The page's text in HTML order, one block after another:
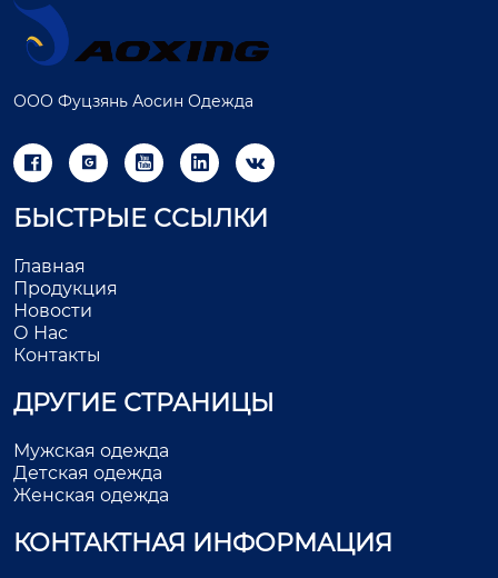
ООО Фуцзянь Аосин Одежда
    
БЫСТРЫЕ ССЫЛКИ
Главная
Продукция
Новости
О Нас
Контакты
ДРУГИЕ СТРАНИЦЫ
Мужская одежда
Детская одежда
Женская одежда
КОНТАКТНАЯ ИНФОРМАЦИЯ